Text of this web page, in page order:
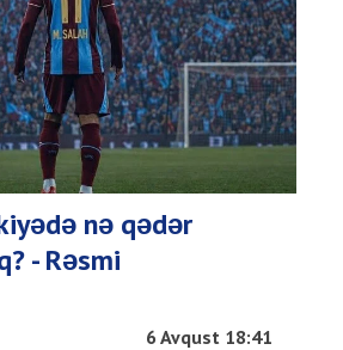
nə qədər
- Rəsmi
6 Avqust 18:41